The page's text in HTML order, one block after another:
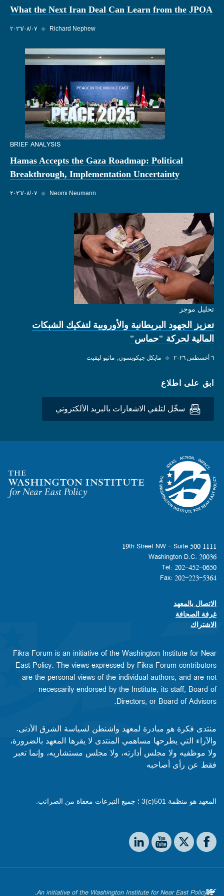
What the Next Iran Deal Can Learn from the JPOA
٠٧‏/٠٨‏/٢٠٢٦ ◆ Richard Nephew
BRIEF ANALYSIS
Hamas Accepts the Gaza Roadmap: Political
Breakthrough, Implementation Uncertainty
٠٧‏/٠٨‏/٢٠٢٦ ◆ Neomi Neumann
تحليل موجز
تعزيز الجهود البريطانية والأوروبية لتفكيك الشبكات
المالية لحركة "حماس"
٦ أغسطس ٢٠٢٦ ◆ مايكل جيكوبسون ماثيو ليفيت
ابق على اطلاع
سجِّل لتلقي الاشعارات بالبريد الألكتروني
Homepage
1111 19th Street NW - Suite 500
Washington D.C. 20036
Tel: 202-452-0650
Fax: 202-223-5364
Footer contact links
الاتصال بالمعهد
غرفة الصحافة
الاشتراك
Fikra Forum is an initiative of the Washington Institute for Near
East Policy. The views expressed by Fikra Forum contributors
are the personal views of the individual authors, and are not
necessarily endorsed by the Institute, its staff, Board of
Directors, or Board of Advisors.​​
منتدى فكرة هو مبادرة لمعهد واشنطن لسياسة الشرق الأدنى.
والآراء التي يطرحها مساهمي المنتدى لا يقرها المعهد بالضرورة،
ولا موظفيه ولا مجلس أدارته، ولا مجلس مستشاريه، وإنما تعبر
فقط عن رأى أصاحبه
المعهد هو منظمة 501(c)3 ؛ جميع التبرعات معفاة من الضرائب.
Social media
The Washington Institute on Facebook
The Washington Institute on X
The Washington Institute on YouTube
The Washington Institute on LinkedIn
An initiative of the Washington Institute for Near East Policy.